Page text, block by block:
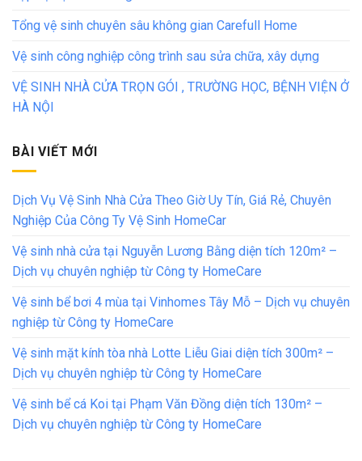
Tổng vệ sinh chuyên sâu không gian Carefull Home
Vệ sinh công nghiệp công trình sau sửa chữa, xây dựng
VỆ SINH NHÀ CỬA TRỌN GÓI , TRƯỜNG HỌC, BỆNH VIỆN Ở
HÀ NỘI
BÀI VIẾT MỚI
Dịch Vụ Vệ Sinh Nhà Cửa Theo Giờ Uy Tín, Giá Rẻ, Chuyên
Nghiệp Của Công Ty Vệ Sinh HomeCar
Vệ sinh nhà cửa tại Nguyễn Lương Bằng diện tích 120m² –
Dịch vụ chuyên nghiệp từ Công ty HomeCare
Vệ sinh bể bơi 4 mùa tại Vinhomes Tây Mỗ – Dịch vụ chuyên
nghiệp từ Công ty HomeCare
Vệ sinh mặt kính tòa nhà Lotte Liễu Giai diện tích 300m² –
Dịch vụ chuyên nghiệp từ Công ty HomeCare
Vệ sinh bể cá Koi tại Phạm Văn Đồng diện tích 130m² –
Dịch vụ chuyên nghiệp từ Công ty HomeCare